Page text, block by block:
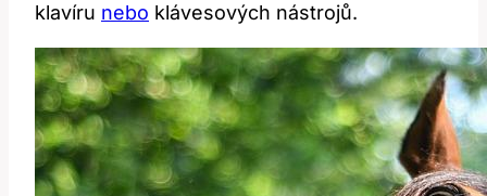
klavíru nebo klávesových nástrojů.